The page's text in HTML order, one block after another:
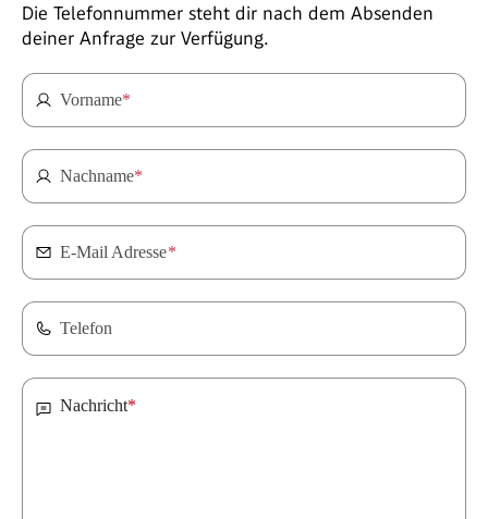
Die Telefonnummer steht dir nach dem Absenden
deiner Anfrage zur Verfügung.
Vorname*
Nachname*
E-Mail Adresse*
Telefon
Nachricht*